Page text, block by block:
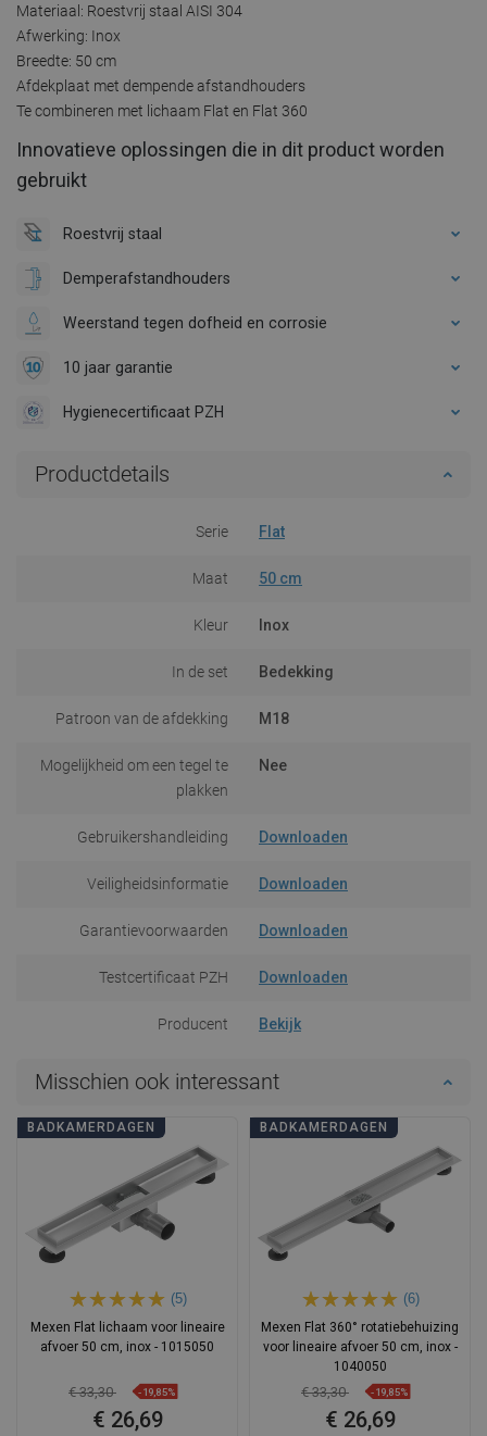
Materiaal: Roestvrij staal AISI 304
Afwerking: Inox
Breedte: 50 cm
Afdekplaat met dempende afstandhouders
Te combineren met lichaam Flat en Flat 360
Innovatieve oplossingen die in dit product worden
gebruikt
Roestvrij staal
Demperafstandhouders
Weerstand tegen dofheid en corrosie
10 jaar garantie
Hygienecertificaat PZH
Productdetails
Serie Flat
Maat 50 cm
Kleur Inox
In de set Bedekking
Patroon van de afdekking M18
Mogelijkheid om een tegel te
plakken
Nee
Gebruikershandleiding Downloaden
Veiligheidsinformatie Downloaden
Garantievoorwaarden Downloaden
Testcertificaat PZH Downloaden
Producent Bekijk
Misschien ook interessant
BADKAMERDAGEN
(5)
Mexen Flat lichaam voor lineaire
afvoer 50 cm, inox - 1015050
€ 33,30 -19,85%
€ 26,69
BADKAMERDAGEN
(6)
Mexen Flat 360° rotatiebehuizing
voor lineaire afvoer 50 cm, inox -
1040050
€ 33,30 -19,85%
€ 26,69